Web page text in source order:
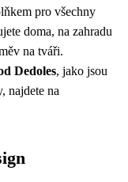
pro všechny
doma, na zahradu
na tváři.
Dedoles, jako jsou
najdete na